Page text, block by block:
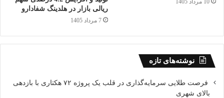
10 مرداد 1405
ریالی بازار در هلدینگ شفادارو
7 مرداد 1405
نوشته‌های تازه
فرصت طلایی سرمایه‌گذاری در قلب یک پروژه ۷۲ هکتاری با بازدهی
بالای شهری